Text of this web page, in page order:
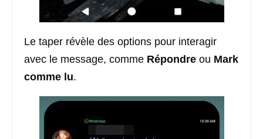
Le taper révèle des options pour interagir
avec le message, comme Répondre ou Mark
comme lu.